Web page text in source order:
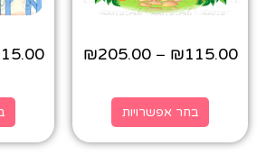
₪115.00
–
₪205.00
בחר אפשרויות